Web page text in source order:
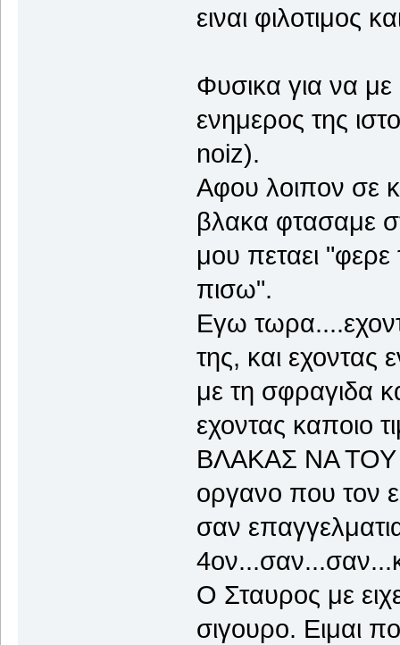
ειναι φιλοτιμος
Φυσικα για να
ενημερος της
noiz).
Αφου λοιπον σε
βλακα φτασαμε
μου πεταει
πισω".
Εγω
της, και εχοντας
με τη σφραγιδα
εχοντας καποιο
ΒΛΑΚΑΣ ΝΑ
οργανο που τον
σαν
Ο Σταυρος με
σιγουρο. Ειμαι